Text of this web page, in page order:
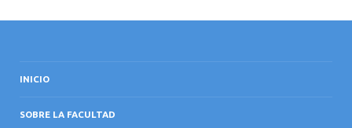
INICIO
SOBRE LA FACULTAD